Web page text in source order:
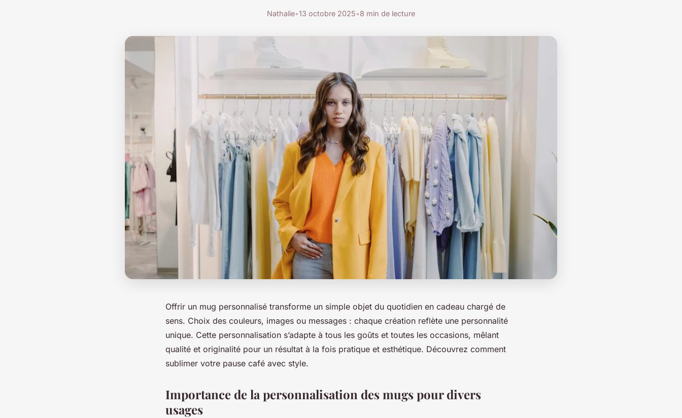
Nathalie•13 octobre 2025•8 min de lecture
Offrir un mug personnalisé transforme un simple objet du quotidien en cadeau chargé de
sens. Choix des couleurs, images ou messages : chaque création reflète une personnalité
unique. Cette personnalisation s’adapte à tous les goûts et toutes les occasions, mêlant
qualité et originalité pour un résultat à la fois pratique et esthétique. Découvrez comment
sublimer votre pause café avec style.
Importance de la personnalisation des mugs pour divers
usages